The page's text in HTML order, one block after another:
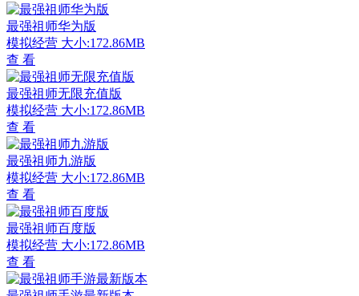
最强祖师华为版
模拟经营 大小:172.86MB
查 看
最强祖师无限充值版
模拟经营 大小:172.86MB
查 看
最强祖师九游版
模拟经营 大小:172.86MB
查 看
最强祖师百度版
模拟经营 大小:172.86MB
查 看